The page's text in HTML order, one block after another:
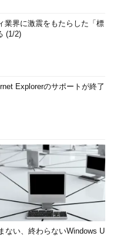
業界に激震をもたらした「標
(1/2)
Explorerのサポートが終了
ない、終わらないWindows U